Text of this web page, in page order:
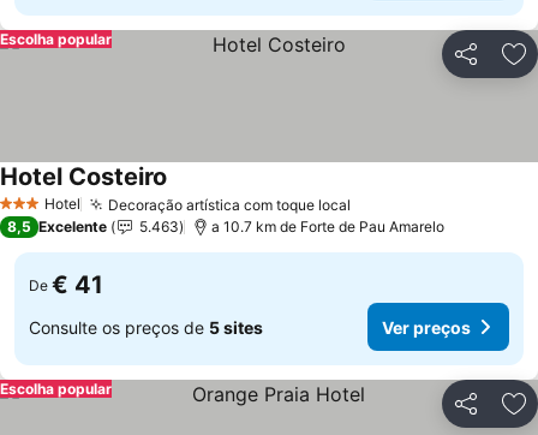
Partilhar
Escolha popular
3 EstrelasHotel Decoração artística com toque local
Hotel Costeiro
8,5 Excelente 5.463 a 10.7 km de Forte de Pau Amarelo
De € 41
Consulte os preços de 5 sites Ver preços
Partilhar
Escolha popular